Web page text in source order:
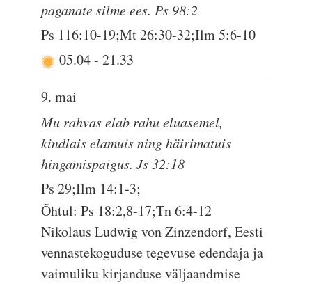
paganate silme ees. Ps 98:2
Ps 116:10-19;Mt 26:30-32;Ilm 5:6-10
05.04-21.33
9. mai
Mu rahvas elab rahu eluasemel,
kindlais elamuis ning häirimatuis
hingamispaigus. Js 32:18
Ps 29;Ilm 14:1-3;
Õhtul: Ps 18:2,8-17;Tn 6:4-12
Nikolaus Ludwig von Zinzendorf, Eesti
vennastekoguduse tegevuse edendaja ja
vaimuliku kirjanduse väljaandmise